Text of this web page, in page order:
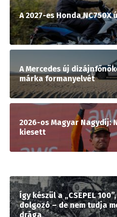
A 2027-es Honda
A Mercedes új
márka formanyelvét
2026-os Magyar Nagydíj:
kiesett
Így készül a „CSEPEL
dolgozó – de nem tudja
drága